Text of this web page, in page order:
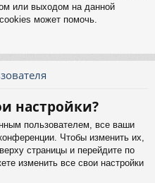
или выходом на данной
может помочь.
настройки?
пользователем, все ваши
Чтобы изменить их,
страницы и перейдите по
изменить все свои настройки